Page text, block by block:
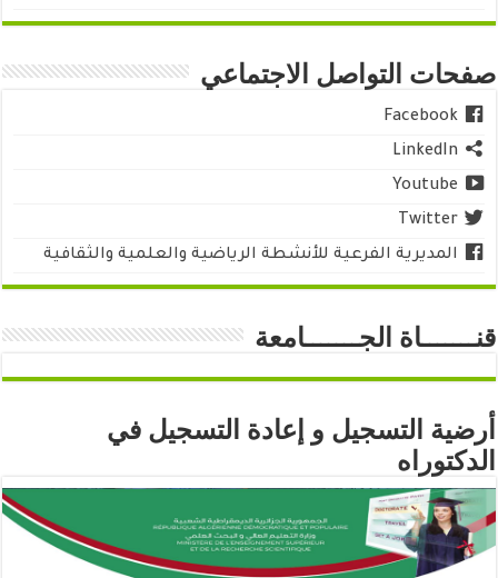
صفحات التواصل الاجتماعي
Facebook
LinkedIn
Youtube
Twitter
المديرية الفرعية للأنشطة الرياضية والعلمية والثقافية
قنـــــــاة الجـــــــامعة
أرضية التسجيل و إعادة التسجيل في
الدكتوراه